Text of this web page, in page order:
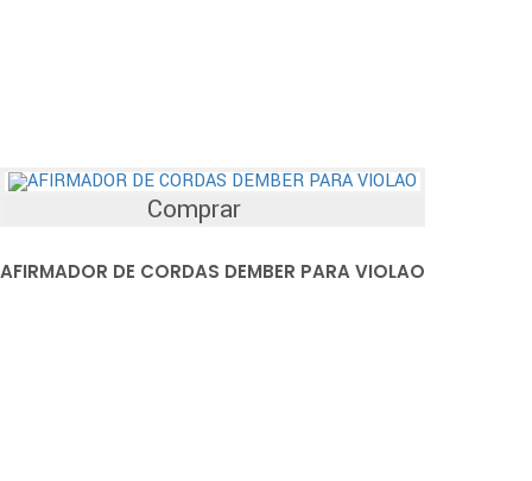
Comprar
AFIRMADOR DE CORDAS DEMBER PARA VIOLAO